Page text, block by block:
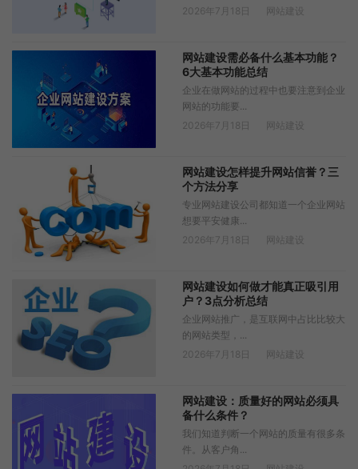
2026年7月18日
网站建设
网站建设需必备什么基本功能？
6大基本功能总结
企业在做网站的过程中也要注意到企业
网站的功能要...
2026年7月18日
网站建设
网站建设怎样提升网站信誉？三
个方法分享
专业网站建设公司都知道一个企业网站
想要平安健康...
2026年7月18日
网站建设
网站建设如何做才能真正吸引用
户？3点分析总结
企业网站推广，是互联网中占比比较大
的网站类型，...
2026年7月18日
网站建设
网站建设：质量好的网站必须具
备什么条件？
我们知道判断一个网站的质量有很多条
件。从客户角...